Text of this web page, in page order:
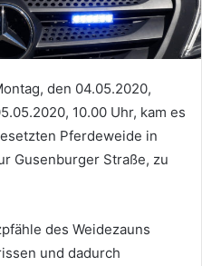
den 04.05.2020,
10.00 Uhr, kam es
Pferdeweide in
Gusenburger Straße, zu
des Weidezauns
und dadurch